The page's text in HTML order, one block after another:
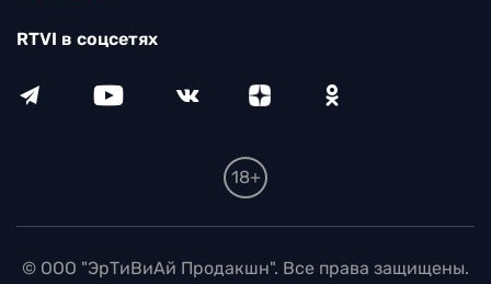
RTVI в соцсетях
18+
© ООО "ЭрТиВиАй Продакшн". Все права защищены.